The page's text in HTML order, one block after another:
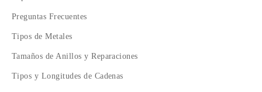
Preguntas Frecuentes
Tipos de Metales
Tamaños de Anillos y Reparaciones
Tipos y Longitudes de Cadenas